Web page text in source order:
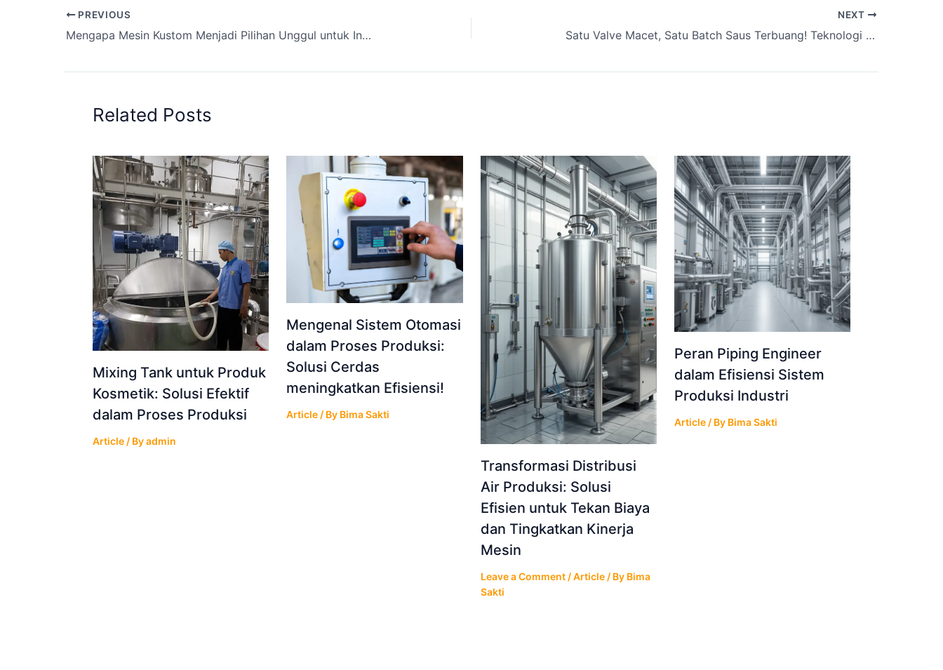
PREVIOUS
Mengapa Mesin Kustom Menjadi Pilihan Unggul untuk Industri Modern
NEXT
Satu Valve Macet, Satu Batch Saus Terbuang! Teknologi Ini Solusinya
Related Posts
Mixing Tank untuk Produk
Kosmetik: Solusi Efektif
dalam Proses Produksi
Article / Byadmin
Mengenal Sistem Otomasi
dalam Proses Produksi:
Solusi Cerdas
meningkatkan Efisiensi!
Article / By Bima Sakti
Transformasi Distribusi
Air Produksi: Solusi
Efisien untuk Tekan Biaya
dan Tingkatkan Kinerja
Mesin
Leave a Comment /Article/ By Bima
Sakti
Peran Piping Engineer
dalam Efisiensi Sistem
Produksi Industri
Article/ By Bima Sakti